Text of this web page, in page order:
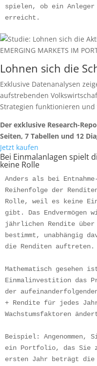
spielen, ob ein
erreicht.
EMERGING MARKETS IM
Lohnen sich die
Exklusive Datenanalysen
aufstrebenden
Strategien funktionieren
Der exklusive Research-
Seiten, 7 Tabellen und 12
Jetzt kaufen
Bei Einmalanlagen spielt
keine Rolle
Anders als bei
Reihenfolge der
Rolle, weil es keine
gibt. Das Endvermögen
jährlichen Rendite über
bestimmt, unabhängig
die Renditen auftreten.
Mathematisch gesehen
Einmalinvestition das
der
+ Rendite für jedes
Wachstumsfaktoren
Beispiel:
ein Portfolio, das Sie
ersten Jahr beträgt die